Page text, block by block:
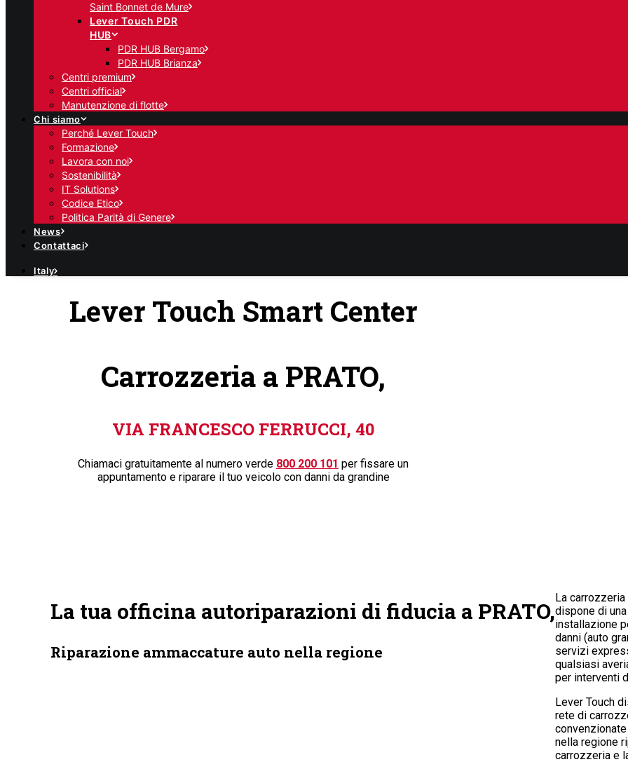
Saint Bonnet de Mure
Lever Touch PDR
HUB
PDR HUB Bergamo
PDR HUB Brianza
Centri premium
Centri official
Manutenzione di flotte
Chi siamo
Perché Lever Touch
Formazione
Lavora con noi
Sostenibilità
IT Solutions
Codice Etico
Politica Parità di Genere
News
Contattaci
Italy
Lever Touch Smart Center
Carrozzeria a PRATO,
VIA FRANCESCO FERRUCCI, 40
Chiamaci gratuitamente al numero verde 800 200 101 per fissare un
appuntamento e riparare il tuo veicolo con danni da grandine
La tua officina autoriparazioni di fiducia a PRATO,
Riparazione ammaccature auto nella regione
La carrozzeria
dispone di
installazione
danni (auto
servizi
qualsiasi
per interventi
Lever Touch
rete di
nella regione riparare la
carrozzeria e